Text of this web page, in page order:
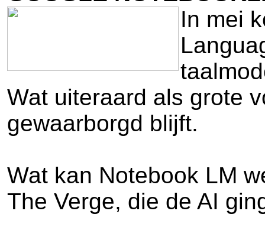
In mei
Wat uiteraard als grote
gewaarborgd blijft.
Wat kan Notebook LM
The Verge, die de AI